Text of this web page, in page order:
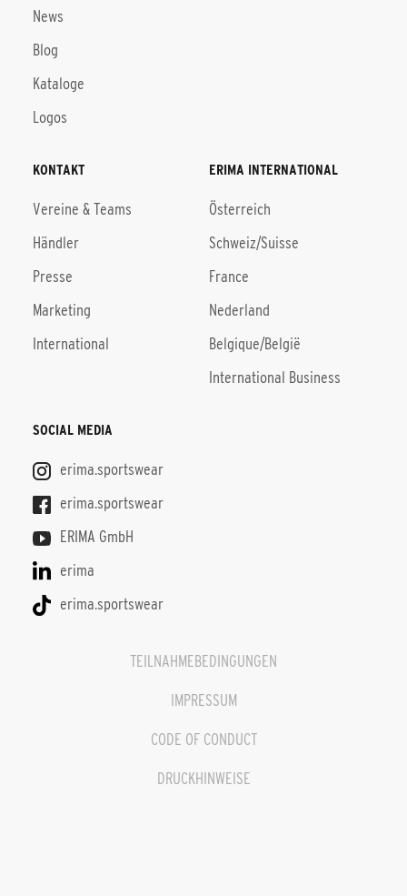
News
Blog
Kataloge
Logos
KONTAKT
Vereine & Teams
Händler
Presse
Marketing
International
ERIMA INTERNATIONAL
Österreich
Schweiz/Suisse
France
Nederland
Belgique/België
International Business
SOCIAL MEDIA
erima.sportswear
erima.sportswear
ERIMA GmbH
erima
erima.sportswear
TEILNAHMEBEDINGUNGEN
IMPRESSUM
CODE OF CONDUCT
DRUCKHINWEISE